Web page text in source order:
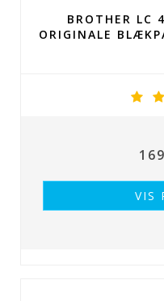
BROTHER LC
ORIGINALE
VIS